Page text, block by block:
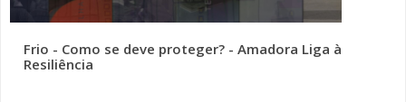
Frio - Como se deve proteger? - Amadora Liga à
Resiliência